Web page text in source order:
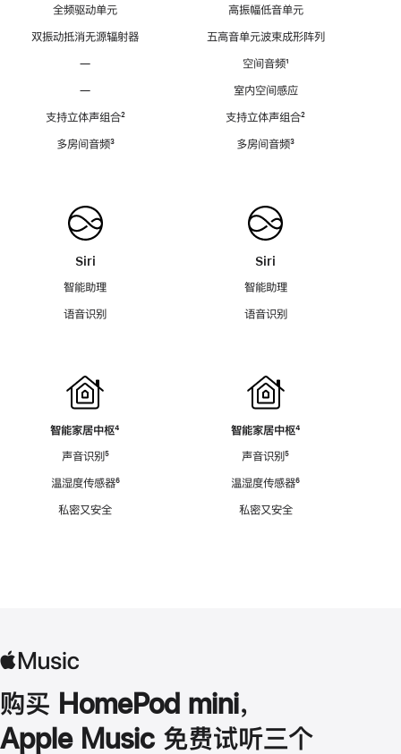
全频驱动单元
双振动抵消无源辐射器
—
—
支持立体声组合脚
²
多房间音频脚
³
Siri
智能助理
语音识别
智能家居中枢脚
⁴
声音识别脚
⁵
温湿度传感器脚
⁶
私密又安全
高振幅低音单元
五高音单元波束成形阵列
空间音频脚
¹
室内空间感应
支持立体声组合脚
²
多房间音频脚
³
Siri
智能助理
语音识别
智能家居中枢脚
⁴
声音识别脚
⁵
温湿度传感器脚
⁶
私密又安全
购买 HomePod mini，
Apple Music 免费试听三个